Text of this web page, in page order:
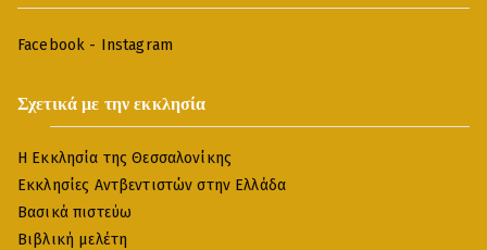
Facebook - Instagram
Σχετικά με την εκκλησία
Η Εκκλησία της Θεσσαλονίκης
Εκκλησίες Αντβεντιστών στην Ελλάδα
Βασικά πιστεύω
Βιβλική μελέτη